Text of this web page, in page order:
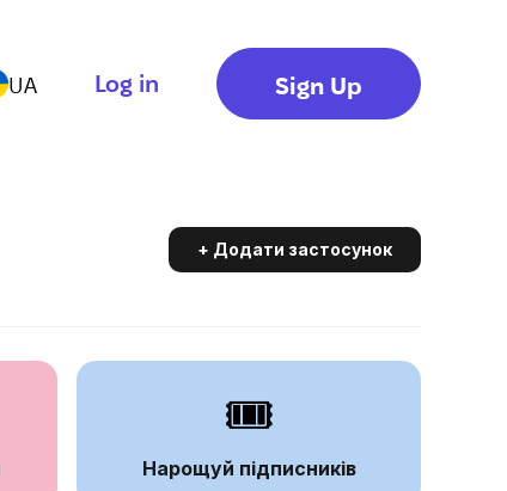
UA Log in Sign Up
+ Додати застосунок
🎟️
Нарощуй підписників